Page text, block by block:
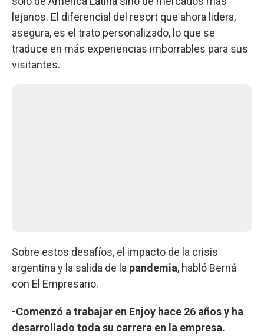
lejanos. El diferencial del resort que ahora lidera,
asegura, es el trato personalizado, lo que se
traduce en más experiencias imborrables para sus
visitantes.
Sobre estos desafíos, el impacto de la crisis
argentina y la salida de la pandemia, habló Berná
con El Empresario.
-Comenzó a trabajar en Enjoy hace 26 años y ha
desarrollado toda su carrera en la empresa.